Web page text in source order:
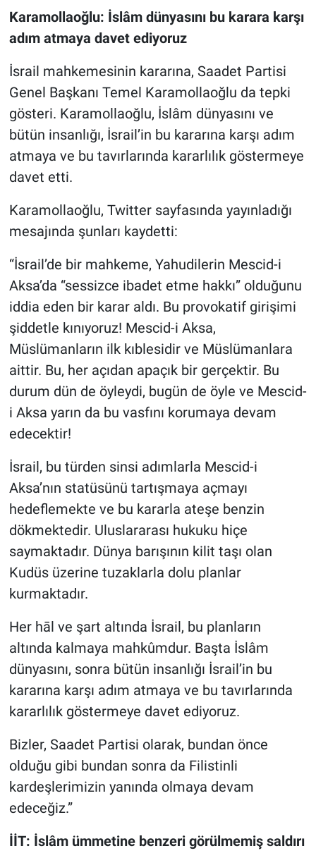
Karamollaoğlu: İslâm dünyasını bu karara karşı
adım atmaya davet ediyoruz
İsrail mahkemesinin kararına, Saadet Partisi
Genel Başkanı Temel Karamollaoğlu da tepki
gösteri. Karamollaoğlu, İslâm dünyasını ve
bütün insanlığı, İsrail’in bu kararına karşı adım
atmaya ve bu tavırlarında kararlılık göstermeye
davet etti.
Karamollaoğlu, Twitter sayfasında yayınladığı
mesajında şunları kaydetti:
“İsrail’de bir mahkeme, Yahudilerin Mescid-i
Aksa’da “sessizce ibadet etme hakkı” olduğunu
iddia eden bir karar aldı. Bu provokatif girişimi
şiddetle kınıyoruz! Mescid-i Aksa,
Müslümanların ilk kıblesidir ve Müslümanlara
aittir. Bu, her açıdan apaçık bir gerçektir. Bu
durum dün de öyleydi, bugün de öyle ve Mescid-
i Aksa yarın da bu vasfını korumaya devam
edecektir!
İsrail, bu türden sinsi adımlarla Mescid-i
Aksa’nın statüsünü tartışmaya açmayı
hedeflemekte ve bu kararla ateşe benzin
dökmektedir. Uluslararası hukuku hiçe
saymaktadır. Dünya barışının kilit taşı olan
Kudüs üzerine tuzaklarla dolu planlar
kurmaktadır.
Her hāl ve şart altında İsrail, bu planların
altında kalmaya mahkûmdur. Başta İslâm
dünyasını, sonra bütün insanlığı İsrail’in bu
kararına karşı adım atmaya ve bu tavırlarında
kararlılık göstermeye davet ediyoruz.
Bizler, Saadet Partisi olarak, bundan önce
olduğu gibi bundan sonra da Filistinli
kardeşlerimizin yanında olmaya devam
edeceğiz.”
İİT: İslâm ümmetine benzeri görülmemiş saldırı